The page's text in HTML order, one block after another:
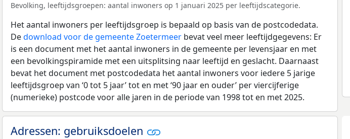
Bevolking, leeftijdsgroepen: aantal inwoners op 1 januari 2025 per leeftijdscategorie.
Het aantal inwoners per leeftijdsgroep is bepaald op basis van de postcodedata.
Dedownload voor de gemeente Zoetermeer bevat veel meer leeftijdgegevens: Er
is een document met het aantal inwoners in de gemeente per levensjaar en met
een bevolkingspiramide met een uitsplitsing naar leeftijd en geslacht. Daarnaast
bevat het document met postcodedata het aantal inwoners voor iedere 5 jarige
leeftijdsgroep van ‘0 tot 5 jaar’ tot en met ‘90 jaar en ouder’ per viercijferige
(numerieke) postcode voor alle jaren in de periode van 1998 tot en met 2025.
Adressen: gebruiksdoelen